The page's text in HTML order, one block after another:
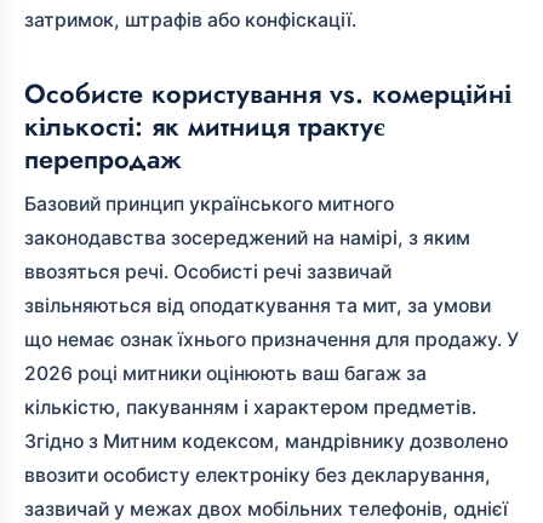
затримок, штрафів або конфіскації.
Особисте користування vs. комерційні
кількості: як митниця трактує
перепродаж
Базовий принцип українського митного
законодавства зосереджений на намірі, з яким
ввозяться речі. Особисті речі зазвичай
звільняються від оподаткування та мит, за умови
що немає ознак їхнього призначення для продажу. У
2026 році митники оцінюють ваш багаж за
кількістю, пакуванням і характером предметів.
Згідно з Митним кодексом, мандрівнику дозволено
ввозити особисту електроніку без декларування,
зазвичай у межах двох мобільних телефонів, однієї